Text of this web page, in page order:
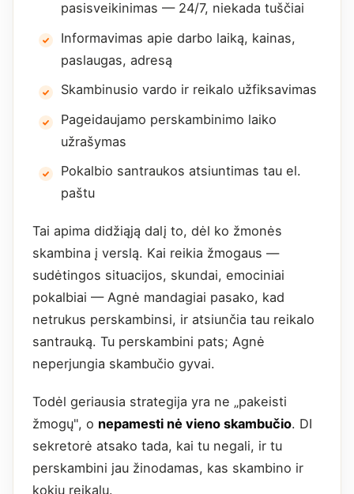
pasisveikinimas — 24/7, niekada tuščiai
Informavimas apie darbo laiką, kainas,
paslaugas, adresą
Skambinusio vardo ir reikalo užfiksavimas
Pageidaujamo perskambinimo laiko
užrašymas
Pokalbio santraukos atsiuntimas tau el.
paštu
Tai apima didžiąją dalį to, dėl ko žmonės
skambina į verslą. Kai reikia žmogaus —
sudėtingos situacijos, skundai, emociniai
pokalbiai — Agnė mandagiai pasako, kad
netrukus perskambinsi, ir atsiunčia tau reikalo
santrauką. Tu perskambini pats; Agnė
neperjungia skambučio gyvai.
Todėl geriausia strategija yra ne „pakeisti
žmogų", o nepamesti nė vieno skambučio. DI
sekretorė atsako tada, kai tu negali, ir tu
perskambini jau žinodamas, kas skambino ir
kokiu reikalu.